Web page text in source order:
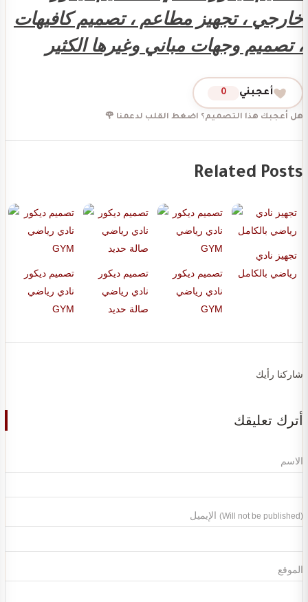
خارجي ، تجهيز مطاعم ، تصميم كافيهات
، تصميم وجهات مباني وغيرها الكثير
أعجبني 0
هل أعجبك هذا التصميم؟ اضغط القلب لدعمنا 🌹
Related Posts
تصميم ديكور
نادي رياضي
GYM
تصميم ديكور
نادي رياضي
صالة حديد
تصميم ديكور
نادي رياضي
GYM
تجهيز نادي
رياضي بالكامل
شاركنا رأيك
أترك تعليقك
الاسم
(Will not be published)
الموقع